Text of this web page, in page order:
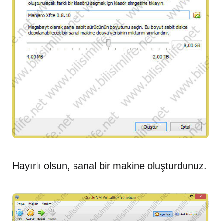
Hayırlı olsun, sanal bir makine oluşturdunuz.